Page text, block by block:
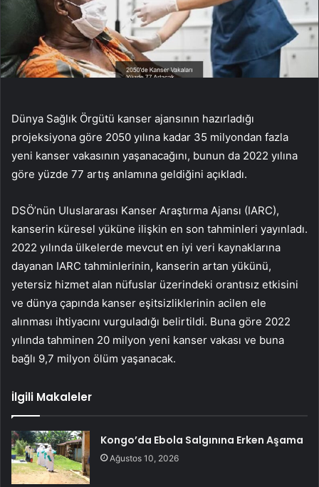
Dünya Sağlık Örgütü kanser ajansının hazırladığı
projeksiyona göre 2050 yılına kadar 35 milyondan fazla
yeni kanser vakasının yaşanacağını, bunun da 2022 yılına
göre yüzde 77 artış anlamına geldiğini açıkladı.
DSÖ’nün Uluslararası Kanser Araştırma Ajansı (IARC),
kanserin küresel yüküne ilişkin en son tahminleri yayınladı.
2022 yılında ülkelerde mevcut en iyi veri kaynaklarına
dayanan IARC tahminlerinin, kanserin artan yükünü,
yetersiz hizmet alan nüfuslar üzerindeki orantısız etkisini
ve dünya çapında kanser eşitsizliklerinin acilen ele
alınması ihtiyacını vurguladığı belirtildi. Buna göre 2022
yılında tahminen 20 milyon yeni kanser vakası ve buna
bağlı 9,7 milyon ölüm yaşanacak.
İlgili Makaleler
Kongo’da Ebola Salgınına Erken Aşama
Ağustos 10, 2026